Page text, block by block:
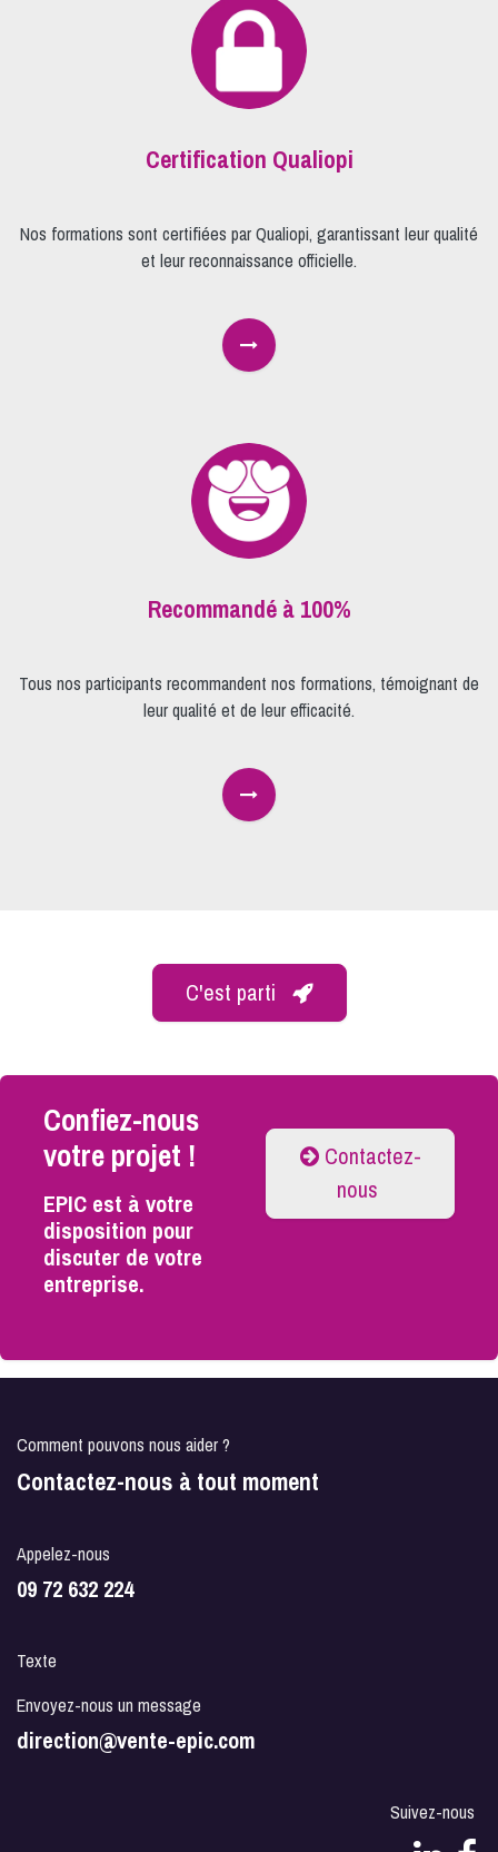
Certification Qualiopi
Nos formations sont certifiées par Qualiopi, garantissant leur qualité
et leur reconnaissance officielle.
Recommandé à 100%
Tous nos participants recommandent nos formations, témoignant de
leur qualité et de leur efficacité.
C'est parti
Confiez-nous
votre projet !
EPIC est à votre
disposition pour
discuter de votre
entreprise.
Contactez-
nous
Comment pouvons nous aider ?
Contactez-nous à tout moment
Appelez-nous
09 72 632 224
Texte
Envoyez-nous un message
direction@vente-epic.com
Suivez-nous